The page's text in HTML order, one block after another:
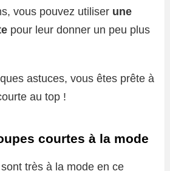
vous pouvez utiliser une
pour leur donner un peu plus
astuces, vous êtes prête à
au top !
courtes à la mode
très à la mode en ce